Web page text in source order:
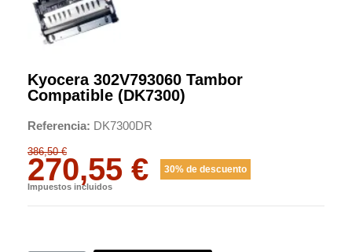
Kyocera 302V793060 Tambor
Compatible (DK7300)
Referencia DK7300DR
386,50 €
270,55 € 30% de descuento
Impuestos incluidos